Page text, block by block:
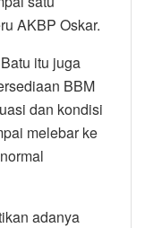
AKBP Oskar.
itu juga
BBM
dan kondisi
melebar ke
adanya